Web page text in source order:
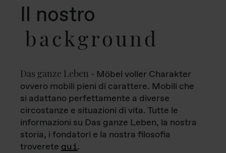
Il nostro
background
Das ganze Leben - Möbel voller Charakter
ovvero mobili pieni di carattere. Mobili che
si adattano perfettamente a diverse
circostanze e situazioni di vita. Tutte le
informazioni su Das ganze Leben, la nostra
storia, i fondatori e la nostra filosofia
troverete qui.